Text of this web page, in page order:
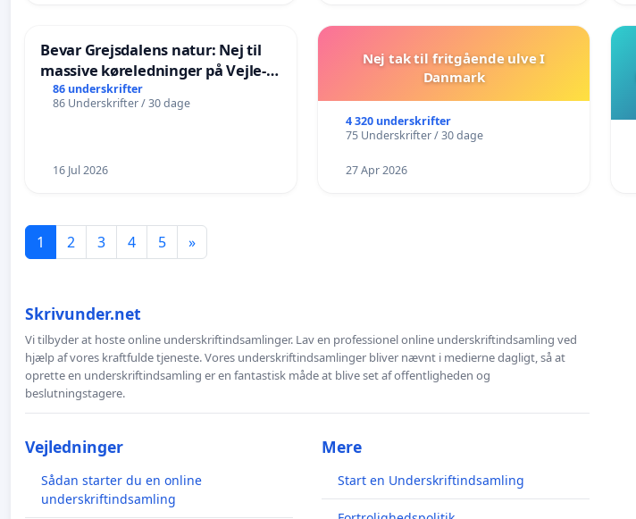
Bevar Grejsdalens natur: Nej til
massive køreledninger på Vejle-
Struer-banen
86 underskrifter
86 Underskrifter / 30 dage
16 Jul 2026
Nej tak til fritgående ulve I
Danmark
4 320 underskrifter
75 Underskrifter / 30 dage
27 Apr 2026
1 2 3 4 5 »
Skrivunder.net
Vi tilbyder at hoste online underskriftindsamlinger. Lav en professionel online underskriftindsamling ved
hjælp af vores kraftfulde tjeneste. Vores underskriftindsamlinger bliver nævnt i medierne dagligt, så at
oprette en underskriftindsamling er en fantastisk måde at blive set af offentligheden og
beslutningstagere.
Vejledninger
Sådan starter du en online
underskriftindsamling
Mere
Start en Underskriftindsamling